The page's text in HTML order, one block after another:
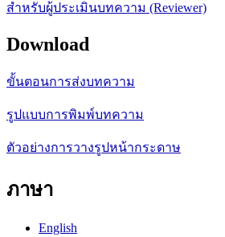
สำหรับผู้ประเมินบทความ (Reviewer)
Download
ขั้นตอนการส่งบทความ
รูปแบบการพิมพ์บทความ
ตัวอย่างการวางรูปหน้ากระดาษ
ภาษา
English